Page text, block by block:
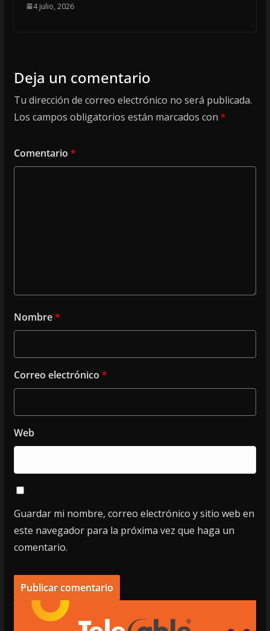
4 julio, 2026
Deja un comentario
Tu dirección de correo electrónico no será publicada.
Los campos obligatorios están marcados con *
Comentario *
Nombre*
Correo electrónico *
Web
Guardar mi nombre, correo electrónico y sitio web en
este navegador para la próxima vez que haga un
comentario.